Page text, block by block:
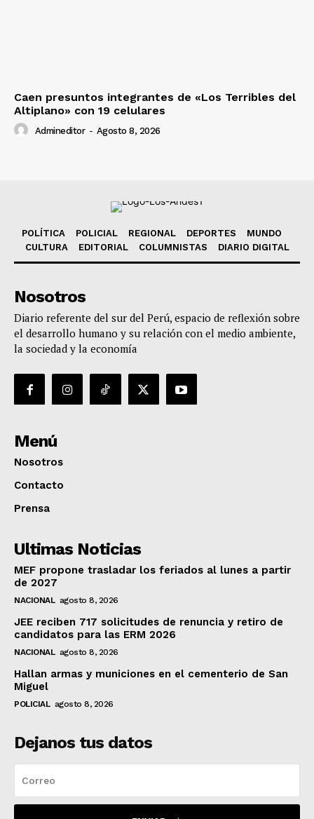
Caen presuntos integrantes de «Los Terribles del
Altiplano» con 19 celulares
Admineditor - Agosto 8, 2026
POLÍTICA POLICIAL REGIONAL DEPORTES
MUNDO
CULTURA
EDITORIAL COLUMNISTAS DIARIO DIGITAL
Nosotros
Diario referente del sur del Perú, espacio de reflexión sobre
el desarrollo humano y su relación con el medio ambiente,
la sociedad y la economía
Menú
Nosotros
Contacto
Prensa
Ultimas Noticias
MEF propone trasladar los feriados al lunes a partir
de 2027
NACIONAL agosto 8, 2026
JEE reciben 717 solicitudes de renuncia y retiro de
candidatos para las ERM 2026
NACIONAL agosto 8, 2026
Hallan armas y municiones en el cementerio de San
Miguel
POLICIAL agosto 8, 2026
Dejanos tus datos